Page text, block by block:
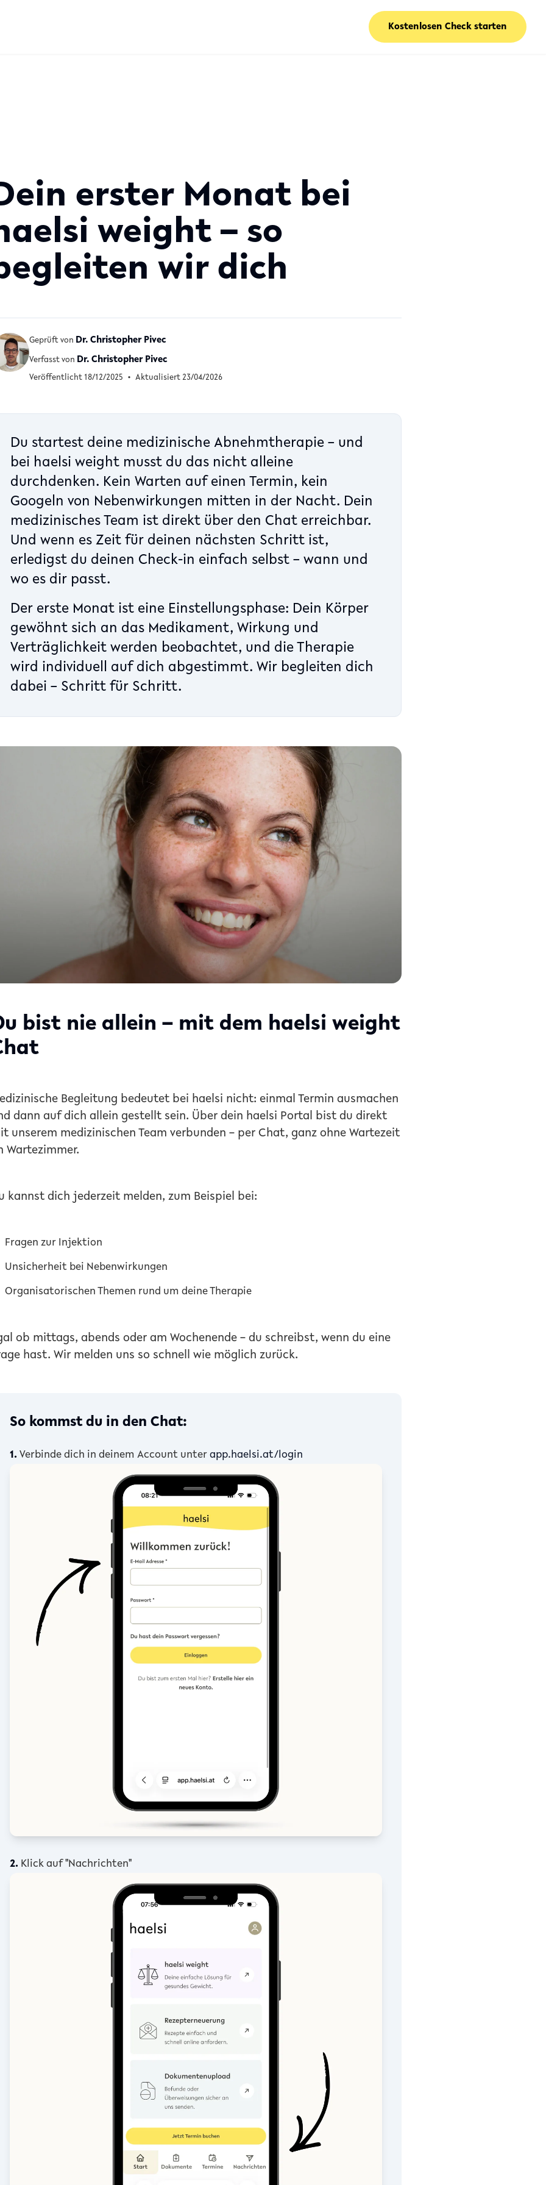
Kostenlosen Check starten
erster Monat bei
weight – so
wir dich
Geprüft von Dr. Christopher Pivec
Verfasst von Dr. Christopher Pivec
Veröffentlicht 18/12/2025 • Aktualisiert 23/04/2026
Du startest deine medizinische Abnehmtherapie – und
bei haelsi weight musst du das nicht alleine
durchdenken. Kein Warten auf einen Termin, kein
Googeln von Nebenwirkungen mitten in der Nacht. Dein
medizinisches Team ist direkt über den Chat erreichbar.
Und wenn es Zeit für deinen nächsten Schritt ist,
erledigst du deinen Check-in einfach selbst – wann und
wo es dir passt.
Der erste Monat ist eine Einstellungsphase: Dein Körper
gewöhnt sich an das Medikament, Wirkung und
Verträglichkeit werden beobachtet, und die Therapie
wird individuell auf dich abgestimmt. Wir begleiten dich
dabei – Schritt für Schritt.
bist nie allein – mit dem haelsi weight
Begleitung bedeutet bei haelsi nicht: einmal Termin ausmachen
dann auf dich allein gestellt sein. Über dein haelsi Portal bist du direkt
unserem medizinischen Team verbunden – per Chat, ganz ohne Wartezeit
Wartezimmer.
kannst dich jederzeit melden, zum Beispiel bei:
Fragen zur Injektion
Unsicherheit bei Nebenwirkungen
Organisatorischen Themen rund um deine Therapie
ob mittags, abends oder am Wochenende – du schreibst, wenn du eine
hast. Wir melden uns so schnell wie möglich zurück.
So kommst du in den Chat:
1. Verbinde dich in deinem Account unter app.haelsi.at/login
2. Klick auf "Nachrichten"